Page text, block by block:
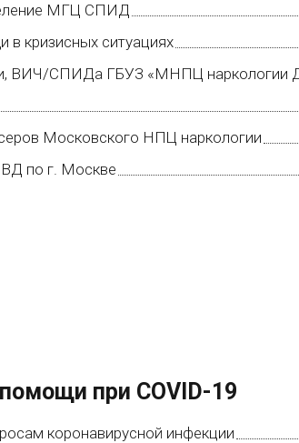
МГЦ СПИД
в кризисных ситуациях
ВИЧ/СПИДа ГБУЗ «МНПЦ наркологии
Московского НПЦ наркологии
по г. Москве
при COVID-19
коронавирусной инфекции